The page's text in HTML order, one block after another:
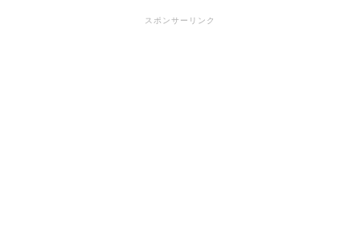
スポンサーリンク